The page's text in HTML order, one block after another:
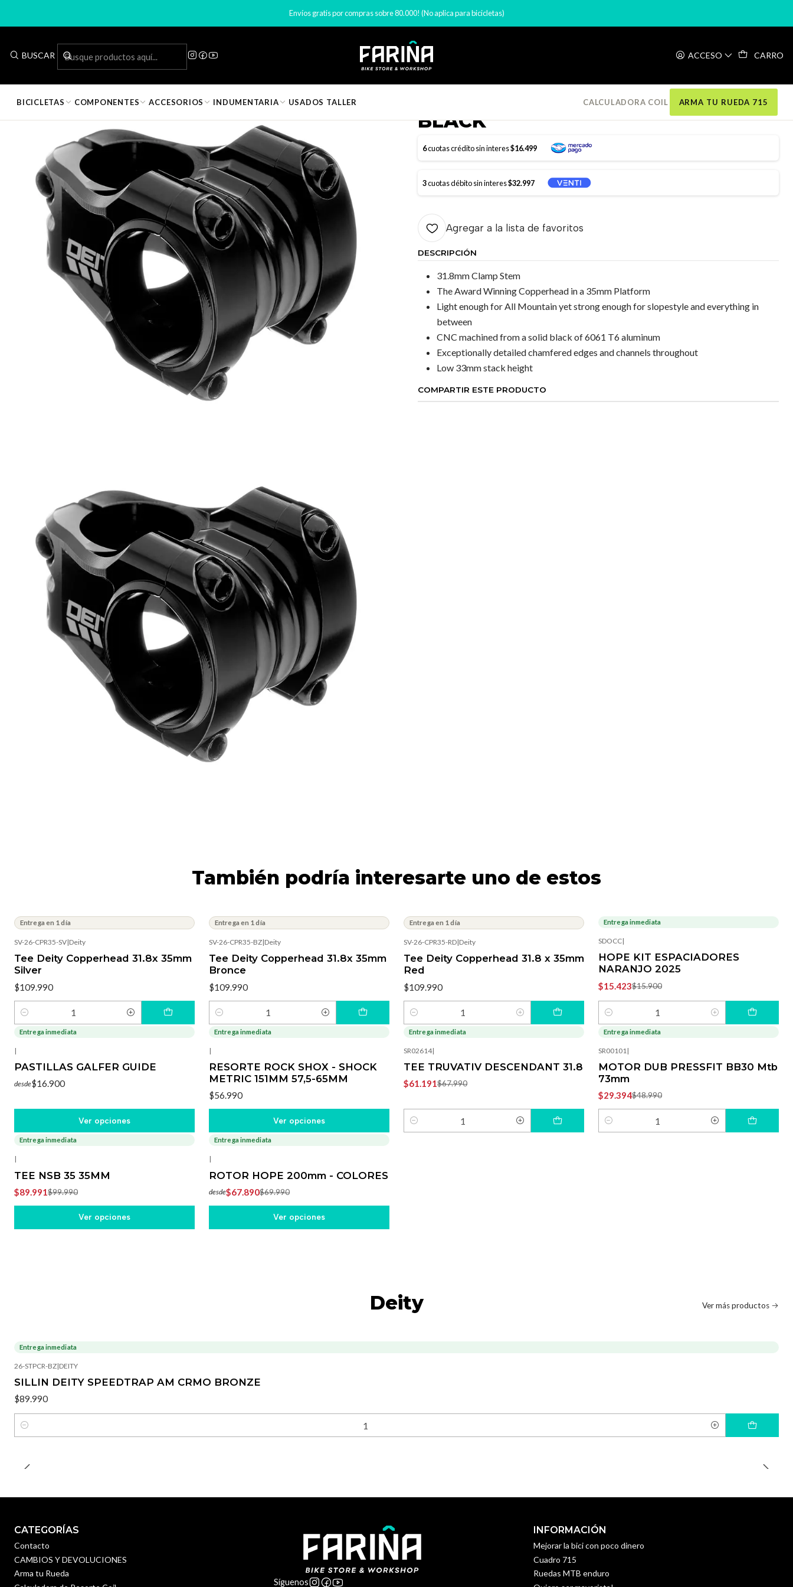
BUSCAR ACCESO CARRO
Envíos gratis por compras sobre 80.000! (No aplica para bicicletas)
Componentes de Bicicleta Tee bicicleta TEE DEITY COPPERHEAD 35MM 31.8 BLACK
|
TEE DEITY COPPERHEAD 35MM 31.8
BLACK
6cuotas crédito sin interes$16.499
3cuotas débito sin interes$32.997
Agregar a la lista de favoritos
DESCRIPCIÓN
31.8mm Clamp Stem
The Award Winning Copperhead in a 35mm Platform
Light enough for All Mountain yet strong enough for slopestyle and everything in
between
CNC machined from a solid black of 6061 T6 aluminum
Exceptionally detailed chamfered edges and channels throughout
Low 33mm stack height
COMPARTIR ESTE PRODUCTO
También podría interesarte uno de estos
Entrega en 1 día
SV-26-CPR35-SV|Deity
Tee Deity Copperhead 31.8x 35mm
Silver
$109.990
Cantidad
Entrega en 1 día
SV-26-CPR35-BZ|Deity
Tee Deity Copperhead 31.8x 35mm
Bronce
$109.990
Cantidad
Entrega en 1 día
SV-26-CPR35-RD|Deity
Tee Deity Copperhead 31.8 x 35mm
Red
$109.990
Cantidad
-3%OFF
Entrega inmediata
SDOCC|
HOPE KIT ESPACIADORES
NARANJO 2025
$15.423$15.900
Cantidad
Entrega inmediata
|
PASTILLAS GALFER GUIDE
desde$16.900
Ver opciones
Entrega inmediata
|
RESORTE ROCK SHOX - SHOCK
METRIC 151MM 57,5-65MM
$56.990
Ver opciones
-10%
Entrega inmediata
SR02614|
TEE TRUVATIV DESCENDANT 31.8
$61.191$67.990
Cantidad
-40%
Entrega inmediata
SR00101 |
MOTOR DUB PRESSFIT BB30 Mtb
73mm
$29.394$48.990
Cantidad
Entrega inmediata
|
TEE NSB 35 35MM
$89.991$99.990
Ver opciones
Entrega inmediata
|
ROTOR HOPE 200mm - COLORES
desde$67.890$69.990
Ver opciones
Deity Ver más productos
Entrega inmediata
26-STPCR-BZ|DEITY
SILLIN DEITY SPEEDTRAP AM CRMO BRONZE
$89.990
Cantidad
CATEGORÍAS
Contacto
CAMBIOS Y DEVOLUCIONES
Arma tu Rueda
Síguenos
INFORMACIÓN
Mejorar la bici con poco dinero
Cuadro 715
Ruedas MTB enduro
BICICLETAS COMPONENTES ACCESORIOS INDUMENTARIA USADOS TALLER CALCULADORA COIL ARMA TU RUEDA 715